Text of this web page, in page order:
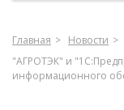
Главная
Новости
"АГРОТЭК" и
информационного